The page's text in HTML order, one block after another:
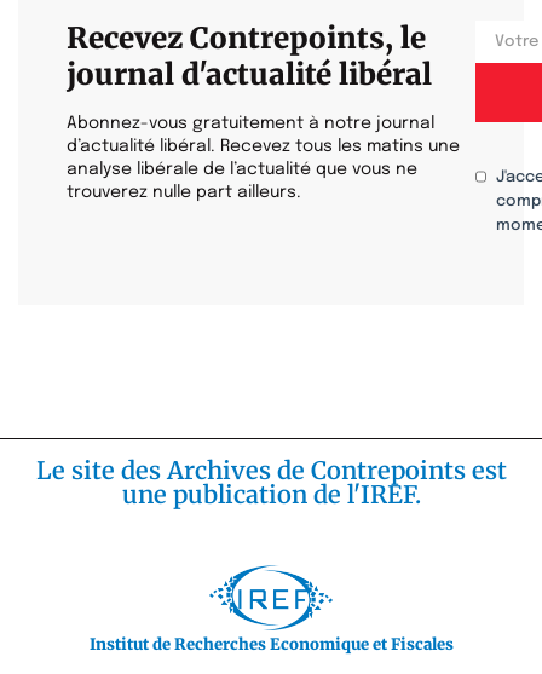
Recevez Contrepoints, le
journal d'actualité libéral
Abonnez-vous gratuitement à notre journal
d’actualité libéral. Recevez tous les matins une
analyse libérale de l’actualité que vous ne
trouverez nulle part ailleurs.
Le site des Archives de Contrepoints est
une publication de l'IREF.
Institut de Recherches Economique et Fiscales